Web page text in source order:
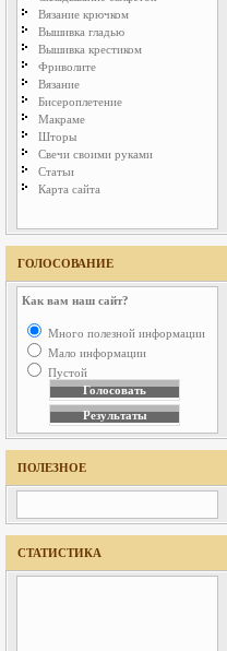
Вязание крючком
Вышивка гладью
Вышивка крестиком
Фриволите
Вязание
Бисероплетение
Макраме
Шторы
Свечи своими руками
Статьи
Карта сайта
ГОЛОСОВАНИЕ
Как вам наш сайт?
Много полезной информации
Мало информации
Пустой
ПОЛЕЗНОЕ
СТАТИСТИКА